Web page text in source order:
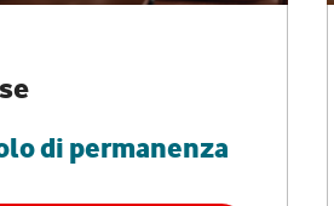
di permanenza